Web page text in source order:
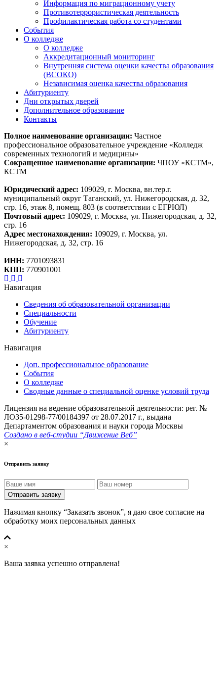
Информация по миграционному учету
Противотеррористическая деятельность
Профилактическая работа со студентами
События
О колледже
О колледже
Аккредитационный мониторинг
Внутренняя система оценки качества образования
(ВСОКО)
Независимая оценка качества образования
Абитуриенту
Дни открытых дверей
Дополнительное образование
Контакты
Полное наименование организации: Частное
профессиональное образовательное учреждение «Колледж
современных технологий и медицины»
Сокращенное наименование организации: ЧПОУ «КСТМ»,
КСТМ
Юридический адрес: 109029, г. Москва, вн.тер.г.
муниципальный округ Таганский, ул. Нижегородская, д. 32,
стр. 16, этаж 8, помещ. 803 (в соответствии с ЕГРЮЛ)
Почтовый адрес: 109029, г. Москва, ул. Нижегородская, д. 32,
стр. 16
Адрес местонахождения: 109029, г. Москва, ул.
Нижегородская, д. 32, стр. 16
ИНН: 7701093831
КПП: 770901001
Навигация
Сведения об образовательной организации
Специальности
Обучение
Абитуриенту
Навигация
Доп. профессиональное образование
События
О колледже
Сводные данные о специальной оценке условий труда
Лицензия на ведение образовательной деятельности: рег. №
ЛОЗ5-01298-77/00184397 от 28.07.2017 г., выдана
Департаментом образования и науки города Москвы
Создано в веб-студии “Движение Веб”
×
Отправить заявку
Отправить заявку
Нажимая кнопку “Заказать звонок”, я даю свое согласие на
обработку моих персональных данных
×
Ваша заявка успешно отправлена!